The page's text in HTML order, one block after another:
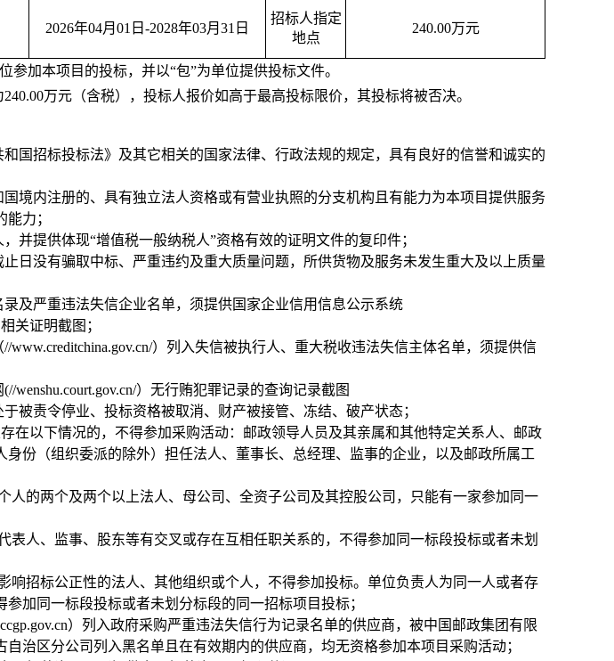
2026年04月01日-2028年03月31日
招标人指定
地点
240.00万元
参加本项目的投标，并以“包”为单位提供投标文件。
240.00万元（含税），投标人报价如高于最高投标限价，其投标将被否决。
国招标投标法》及其它相关的国家法律、行政法规的规定，具有良好的信誉和诚实的
境内注册的、具有独立法人资格或有营业执照的分支机构且有能力为本项目提供服务
力；
并提供体现“增值税一般纳税人”资格有效的证明文件的复印件；
止日没有骗取中标、严重违约及重大质量问题，所供货物及服务未发生重大及以上质量
及严重违法失信企业名单，须提供国家企业信用信息公示系统
关证明截图；
www.creditchina.gov.cn/）列入失信被执行人、重大税收违法失信主体名单，须提供信
wenshu.court.gov.cn/）无行贿犯罪记录的查询记录截图
被责令停业、投标资格被取消、财产被接管、冻结、破产状态；
在以下情况的，不得参加采购活动：邮政领导人员及其亲属和其他特定关系人、邮政
身份（组织委派的除外）担任法人、董事长、总经理、监事的企业，以及邮政所属工
人的两个及两个以上法人、母公司、全资子公司及其控股公司，只能有一家参加同一
表人、监事、股东等有交叉或存在互相任职关系的，不得参加同一标段投标或者未划
响招标公正性的法人、其他组织或个人，不得参加投标。单位负责人为同一人或者存
加同一标段投标或者未划分标段的同一招标项目投标；
）列入政府采购严重违法失信行为记录名单的供应商，被中国邮政集团有限
治区分公司列入黑名单且在有效期内的供应商，均无资格参加本项目采购活动；